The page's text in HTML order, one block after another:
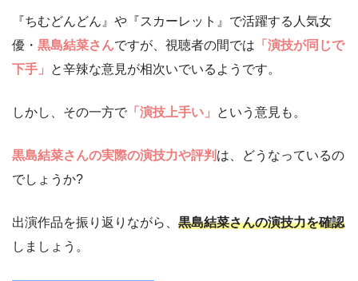
『ちむどんどん』や『スカーレット』で活躍する人気女
優・ 黒島結菜さんですが、視聴者の間では 「演技が同じで
下手」
と辛辣な意見が相次いでいるようです。
しかし、その一方で 「演技上手い」 という意見も。
黒島結菜さんの実際の演技力や評判 は、どうなっているの
でしょうか?
出演作品を振り返りながら、 黒島結菜さんの演技力を確認
しましょう。